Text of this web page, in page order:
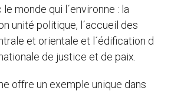
monde qui l´environne : la
unité politique, l´accueil des
et orientale et l´édification d
de justice et de paix.
offre un exemple unique dans